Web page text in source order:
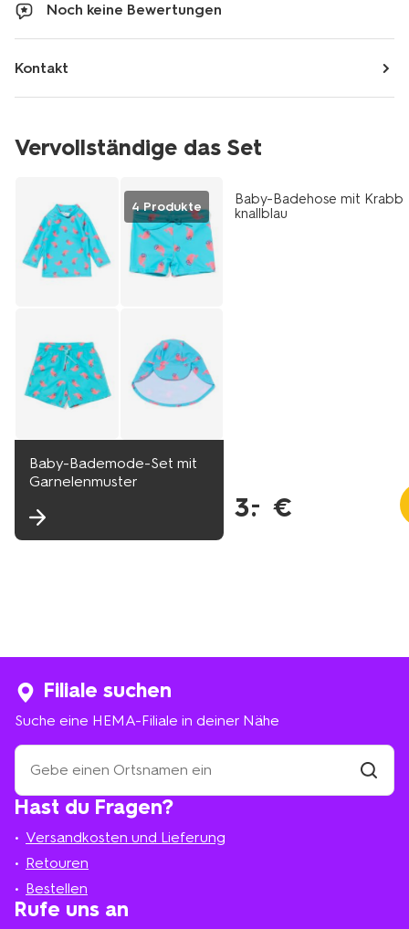
Noch keine Bewertungen
Kontakt
Vervollständige das Set
4 Produkte
Baby-Bademode-Set mit
Garnelenmuster
Baby-Badehose mit
knallblau
3.
– €
Hast du Fragen?
Versandkosten und Lieferung
Retouren
Bestellen
Rufe uns an
Filiale suchen
Suche eine HEMA-Filiale in deiner Nähe
Suche
eine
HEMA-
Filiale
deiner
Nähe
Filiale